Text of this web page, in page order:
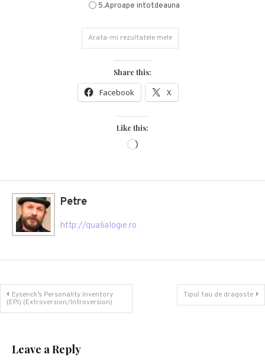
5.Aproape intotdeauna
Share this:
Facebook X
Like this:
Loading…
Petre
http://qualialogie.ro
Post
Eysenck’s Personality Inventory
(EPI) (Extroversion/Introversion)
Tipul tau de dragoste
Leave a Reply